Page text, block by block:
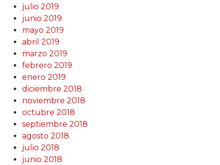
julio 2019
junio 2019
mayo 2019
abril 2019
marzo 2019
febrero 2019
enero 2019
diciembre 2018
noviembre 2018
octubre 2018
septiembre 2018
agosto 2018
julio 2018
junio 2018